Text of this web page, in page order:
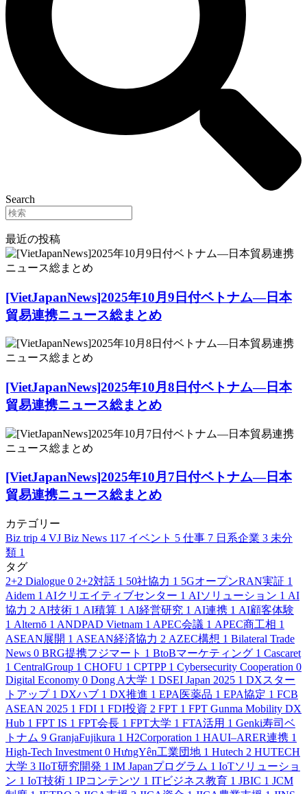
Search
最近の投稿
[VietJapanNews]2025年10月9日付ベトナム―日本
貿易連携ニュース総まとめ
[VietJapanNews]2025年10月8日付ベトナム―日本
貿易連携ニュース総まとめ
[VietJapanNews]2025年10月7日付ベトナム―日本
貿易連携ニュース総まとめ
カテゴリー
Biz trip 4 VJ Biz News 117 イベント 5 仕事 7 日系企業 3 未分
類 1
タグ
2+2 Dialogue 0 2+2対話 1 50社協力 1 5GオープンRAN実証 1
Aidem 1 AIクリエイティブセンター 1 AIソリューション 1 AI
協力 2 AI技術 1 AI積算 1 AI経営研究 1 AI連携 1 AI顧客体験
1 Alternō 1 ANDPAD Vietnam 1 APEC会議 1 APEC商工相 1
ASEAN展開 1 ASEAN経済協力 2 AZEC構想 1 Bilateral Trade
News 0 BRG提携フジマート 1 BtoBマーケティング 1 Cascaret
1 CentralGroup 1 CHOFU 1 CPTPP 1 Cybersecurity Cooperation 0
Digital Economy 0 Dong A大学 1 DSEI Japan 2025 1 DXスター
トアップ 1 DXハブ 1 DX推進 1 EPA医薬品 1 EPA協定 1 FCB
ASEAN 2025 1 FDI 1 FDI投資 2 FPT 1 FPT Gunma Mobility DX
Hub 1 FPT IS 1 FPT会長 1 FPT大学 1 FTA活用 1 Genki寿司ベ
トナム 9 GranjaFujikura 1 H2Corporation 1 HAUI–ARER連携 1
High-Tech Investment 0 HưngYên工業団地 1 Hutech 2 HUTECH
大学 3 IIoT研究開発 1 IM Japanプログラム 1 IoTソリューショ
ン 1 IoT技術 1 IPコンテンツ 1 ITビジネス教育 1 JBIC 1 JCM